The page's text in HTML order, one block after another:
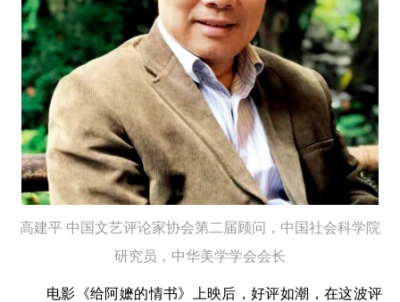
高建平 中国文艺评论家协会第二届顾问， 中国社会科学院
研究员， 中华美学学会会长
电影《给阿嬷的情书》上映后，好评如潮，在这波评